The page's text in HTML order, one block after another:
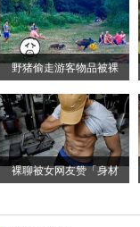
野猪偷走游客物品被裸
裸聊被女网友赞「身材